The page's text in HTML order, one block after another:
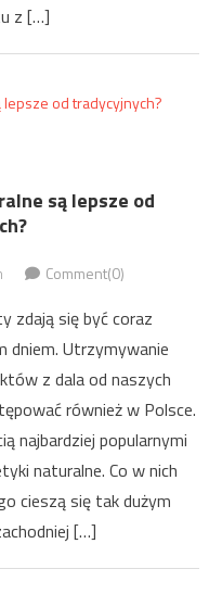
z […]
są lepsze od
Comment(0)
zdają się być coraz
dniem. Utrzymywanie
z dala od naszych
również w Polsce.
najbardziej popularnymi
naturalne. Co w nich
cieszą się tak dużym
[…]